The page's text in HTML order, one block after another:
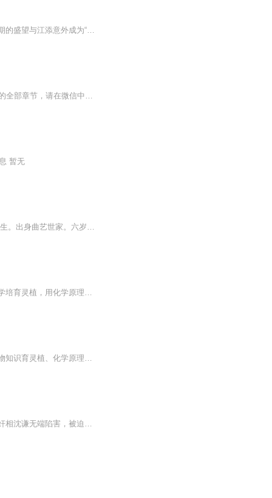
该剧改编自木苏里的同名网络小说，故事发生在一个重组家庭，因为父母的再婚，正值青春期的盛望与江添意外成为“兄弟”，个性南辕北辙的两人，意外发展出一段深切的感情，成为彼此镌刻在心上的“某某”。对盛望（刘冬沁 饰）而言，生活实在是够艰难的了，转...
【收听须知】1、傲世医仙林平凡2、由于音频节目更新的比较慢，如想快速阅读小说文字版的全部章节，请在微信中搜索公/众/号【黑葡萄文学】，关注后，并在公/众/号中回复：【420】，便可快速阅读小说文字版全集。（注意：需要在公/众/号中回复才有效哦）
暂无
刘林仙，生于1932年，一说1933年出生。著名评、鼓书表演艺术家。河北滦县人。原名刘有生。出身曲艺世家。六岁随父亲学唱西河大鼓，十三岁即登台演出。后拜孙来文为师。解放前在北京、天津、唐山、滦县等地流动演出，解放后在河北省一带演出。1951年(一说19...
现代科研人顾卿欢穿越修仙界，开局遭遇灵田被夺、修为尽废的绝境。她拒绝认命，以生物学培育灵植，用化学原理提纯丹药，凭物理知识破解雷劫，凭借 “科学思维” 在修仙界站稳脚跟。她将典籍数据化，提出经络修复方案，以标准化流程优化功法与炼丹，创立 “...
一朝穿越，顾卿欢沦为灵田被夺、修为尽废的废柴弃子。绝境之中，她弃传统修仙路，以生物知识育灵植、化学原理炼丹药，凭现代科学在修真界艰难立足。为救受惊灵兽，她随手布下避雷针阵，惊鸿一现，引来冷漠禁欲的执法长老沈宴白。被疑邪术，她以电场理论自...
该书为《说唐后传》续书之一。小说叙唐代开国功臣罗成的后代罗增、罗琨、罗灿父子等受奸相沈谦无端陷害，被迫聚义鸡爪山，共同将兵伐罪，诛灭沈谦奸党，扶助大唐天子重振朝纲的故事。小说结构复杂，头绪纷繁，以忠奸斗争为主线，揭露封建社会上层官僚结党营私、迫害忠良的罪恶，歌颂了除暴安良、扶弱济困的正义行为；同时交织罗成后代罗琨、罗灿及柏玉霜、程玉梅、祁巧云、马金定等青年男女之间的爱情故事。小说情节跌宕生姿、颇能引人入胜，人物形象生动鲜明。风格朴实粗犷，语言明白晓畅。